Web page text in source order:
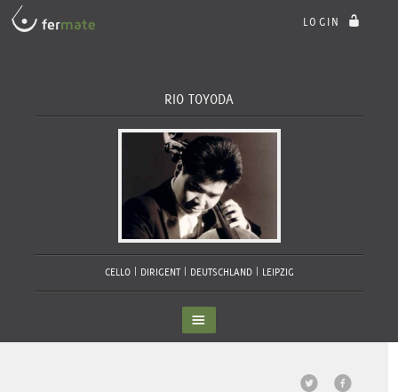
LOGIN
RIO TOYODA
CELLO | DIRIGENT DEUTSCHLAND | LEIPZIG